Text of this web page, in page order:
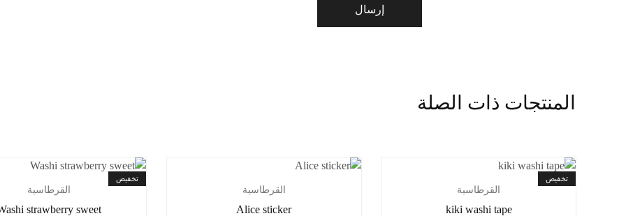
تخفيض
القرطاسية
kiki washi tape
القرطاسية
Alice sticker
تخفيض
القرطاسية
strawberry sweet